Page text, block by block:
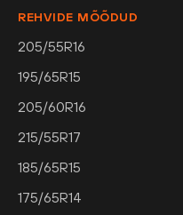
REHVIDE MÕÕDUD
205/55R16
195/65R15
205/60R16
215/55R17
185/65R15
175/65R14